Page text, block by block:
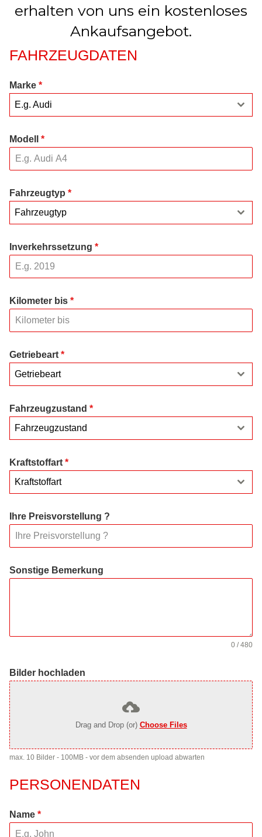
erhalten von uns ein kostenloses
Ankaufsangebot.
FAHRZEUGDATEN
Marke *
E.g. Audi
Modell *
Fahrzeugtyp *
Fahrzeugtyp
Inverkehrssetzung *
Kilometer bis *
Getriebeart *
Getriebeart
Fahrzeugzustand *
Fahrzeugzustand
Kraftstoffart *
Kraftstoffart
Ihre Preisvorstellung ?
Sonstige Bemerkung
0 / 480
Bilder hochladen
Drag and Drop (or) Choose Files
max. 10 Bilder - 100MB - vor dem absenden upload abwarten
PERSONENDATEN
Name *